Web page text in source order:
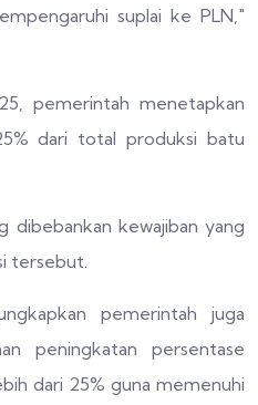
suplai ke PLN,"
pemerintah menetapkan
dari total produksi batu
dibebankan kewajiban yang
tersebut.
pemerintah juga
peningkatan persentase
dari 25% guna memenuhi